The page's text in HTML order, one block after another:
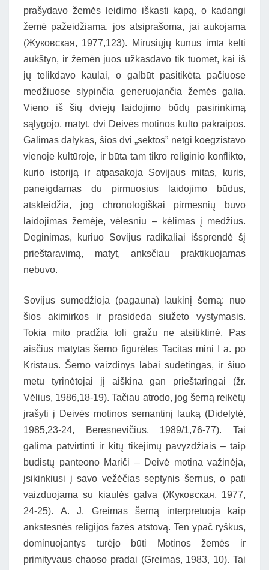
prašydavo žemės leidimo iškasti kapą, o kadangi
žemė pažeidžiama, jos atsiprašoma, jai aukojama
(Жуковская, 1977,123). Mirusiųjų kūnus imta kelti
aukštyn, ir žemėn juos užkasdavo tik tuomet, kai iš
jų telikdavo kaulai, o galbūt pasitikėta pačiuose
medžiuose slypinčia generuojančia žemės galia.
Vieno iš šių dviejų laidojimo būdų pasirinkimą
sąlygojo, matyt, dvi Deivės motinos kulto pakraipos.
Galimas dalykas, šios dvi „sektos” netgi koegzistavo
vienoje kultūroje, ir būta tam tikro religinio konflikto,
kurio istoriją ir atpasakoja Sovijaus mitas, kuris,
paneigdamas du pirmuosius laidojimo būdus,
atskleidžia, jog chronologiškai pirmesnių buvo
laidojimas žemėje, vėlesniu – kėlimas į medžius.
Deginimas, kuriuo Sovijus radikaliai išsprendė šį
prieštaravimą, matyt, anksčiau praktikuojamas
nebuvo.
Sovijus sumedžioja (pagauna) laukinį šerną: nuo
šios akimirkos ir prasideda siužeto vystymasis.
Tokia mito pradžia toli gražu ne atsitiktinė. Pas
aisčius matytas šerno figūrėles Tacitas mini I a. po
Kristaus. Šerno vaizdinys labai sudėtingas, ir šiuo
metu tyrinėtojai jį aiškina gan prieštaringai (žr.
Vėlius, 1986,18-19). Tačiau atrodo, jog šerną reikėtų
įrašyti į Deivės motinos semantinį lauką (Didelytė,
1985,23-24, Beresnevičius, 1989/1,76-77). Tai
galima patvirtinti ir kitų tikėjimų pavyzdžiais – taip
budistų panteono Mariči – Deivė motina važinėja,
įsikinkiusi į savo vežėčias septynis šernus, o pati
vaizduojama su kiaulės galva (Жуковская, 1977,
24-25). A. J. Greimas šerną interpretuoja kaip
ankstesnės religijos fazės atstovą. Ten ypač ryškūs,
dominuojantys turėjo būti Motinos žemės ir
primityvaus chaoso pradai (Greimas, 1983, 10). Tai